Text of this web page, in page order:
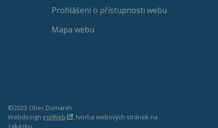
Prohlášení o přístupnosti webu
Mapa webu
©2023 Obec Domanín
Webdesign inoWeb
, tvorba webových stránek na
zakázku